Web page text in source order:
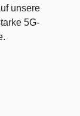
unsere
5G-